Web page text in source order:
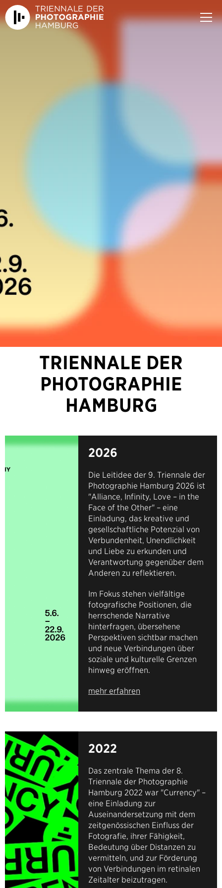
TRIENNALE DER
PHOTOGRAPHIE
HAMBURG
2026
Die Leitidee der 9. Triennale der
Photographie Hamburg 2026 ist
"Alliance, Infinity, Love – in the
Face of the Other" – eine
Einladung, das kreative und
gesellschaftliche Potenzial von
Verbundenheit, Unendlichkeit
und Liebe zu erkunden und
Verantwortung gegenüber dem
Anderen zu reflektieren.
Im Fokus stehen vielfältige
fotografische Positionen, die
herrschende Narrative
hinterfragen, übersehene
Perspektiven sichtbar machen
und neue Verbindungen über
soziale und kulturelle Grenzen
hinweg eröffnen.
mehr erfahren
2022
Das zentrale Thema der 8.
Triennale der Photographie
Hamburg 2022 war "Currency" –
eine Einladung zur
Auseinandersetzung mit dem
zeitgenössischen Einfluss der
Fotografie, ihrer Fähigkeit,
Bedeutung über Distanzen zu
vermitteln, und zur Förderung
von Verbindungen im retinalen
Zeitalter beizutragen.